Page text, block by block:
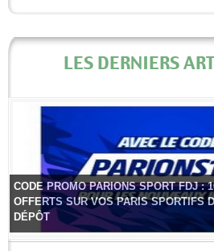
LES DERNIERS
CODE PROMO PARIONS SPORT FDJ :
OFFERTS SUR VOS PARIS SPORTIFS
DÉPÔT